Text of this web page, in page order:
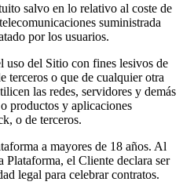
salvo en lo relativo al coste de
suministrada
por los usuarios.
uso del Sitio con fines lesivos de
terceros o que de cualquier otra
las redes, servidores y demás
productos y aplicaciones
o de terceros.
a mayores de 18 años. Al
Plataforma, el Cliente declara ser
legal para celebrar contratos.